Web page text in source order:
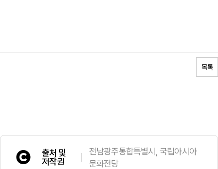
목록
출처 및
저작권
전남광주통합특별시, 국립아시아
문화전당